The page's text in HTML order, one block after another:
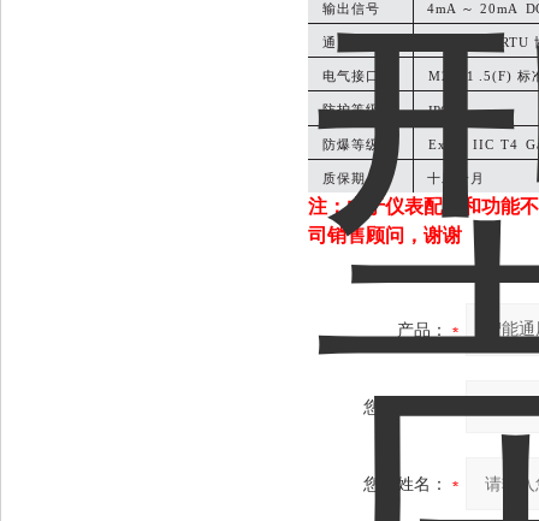
输出信号 4mA ～ 20mA
通讯协议 RTU
电气接口 M20*1 .5(F) 标
防护等级 IP65
防爆等级 Ex IIC T4
质保期 十二个月
注：由于仪表配置和功能
司销售顾问， 谢谢
产品：
您的单位：
您的姓名：